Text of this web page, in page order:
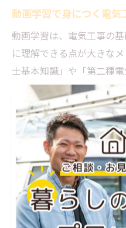
動画学習で身につく電
動画学習は、電気工事の
に理解できる点が大きな
士基本知識」や「第二種
動画は、配線作業や工具
トなどを実際の映像で学
動画による学習は、文章
作業手順や注意点をリア
もおすすめです。また、
分野の克服や復習にも役
通じて、実際のトラブル
ます。